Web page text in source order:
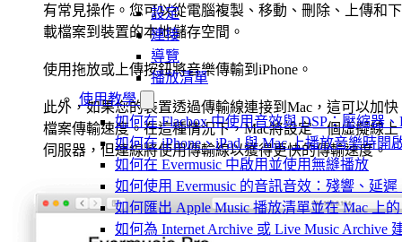
設定
連接
導覽
播放清單
使用教學
如何在 Flacbox 中使用音效與 DSP：壓縮器
如何在 iPhone、iPad 與 Mac 上播放音樂時開
如何在 Evermusic 中啟用並使用無縫播放
如何使用 Evermusic 的音訊音效：殘響、延
如何匯出 Apple Music 播放清單並在 Mac 上
如何為 Internet Archive 或 Live Music Archive
有常見操作。您可以從電腦複製、移動、刪除、上傳和下
載檔案到裝置的本地儲存空間。
使用拖放或上傳按鈕將音樂傳輸到iPhone。
此外，如果您的裝置透過傳輸線連接到Mac，這可以加快
檔案傳輸速度。在這種情況下，Mac將設定一個虛擬線上
伺服器，但連線將使用傳輸線以獲得更快的傳輸速度。